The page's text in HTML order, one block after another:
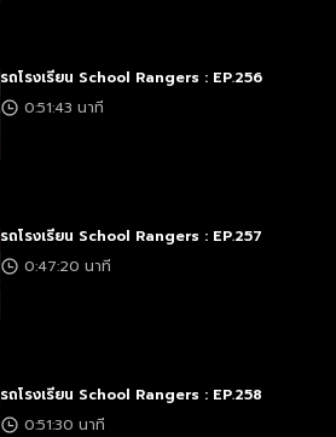
รถโรงเรียน School Rangers : EP.256
0:51:43 นาที
รถโรงเรียน School Rangers : EP.257
0:47:20 นาที
รถโรงเรียน School Rangers : EP.258
0:51:30 นาที